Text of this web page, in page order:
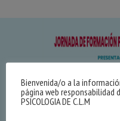
Bienvenida/o a la
página web responsabilidad
PSICOLOGIA DE C.L.M